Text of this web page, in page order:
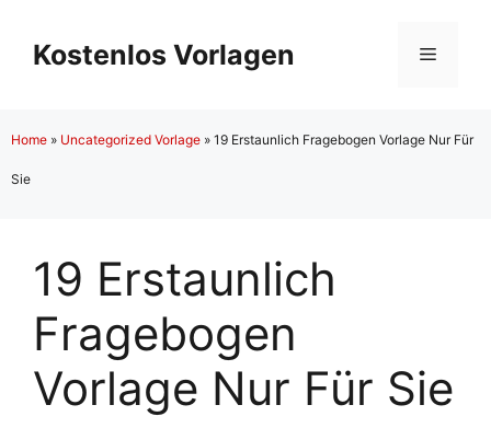
Inhalt
springen
Kostenlos Vorlagen Menü
Home » Uncategorized Vorlage » 19 Erstaunlich Fragebogen Vorlage Nur Für
Sie
19 Erstaunlich
Fragebogen
Vorlage Nur Für Sie